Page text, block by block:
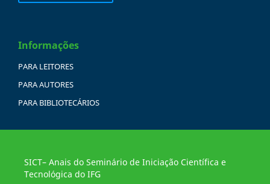
Informações
PARA LEITORES
PARA AUTORES
PARA BIBLIOTECÁRIOS
SICT– Anais do Seminário de Iniciação Científica e
Tecnológica do IFG